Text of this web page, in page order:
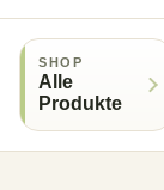
SHOP
Alle
Produkte